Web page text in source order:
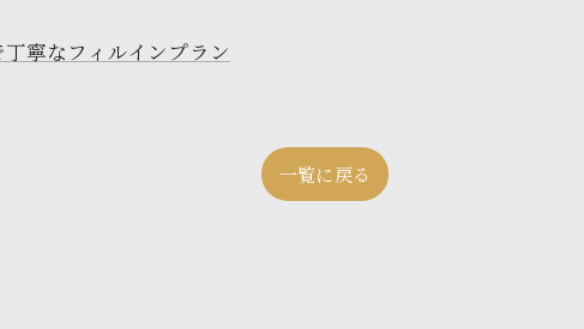
寧なフィルインプラン
一覧に戻る